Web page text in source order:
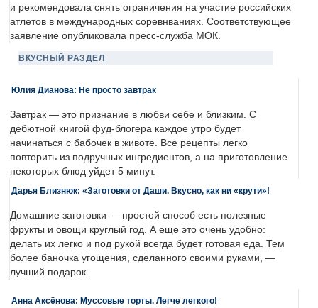
и рекомендовала снять ограничения на участие российских
атлетов в международных соревнваниях. Соответствующее
заявление опубликовала пресс-служба МОК.
ВКУСНЫЙ РАЗДЕЛ
Юлия Дианова: Не просто завтрак
Завтрак — это признание в любви себе и близким. С
дебютной книгой фуд-блогера каждое утро будет
начинаться с бабочек в животе. Все рецепты легко
повторить из подручных ингредиентов, а на приготовление
некоторых блюд уйдет 5 минут.
Дарья Близнюк: «Заготовки от Даши. Вкусно, как ни «крути»!
Домашние заготовки — простой способ есть полезные
фрукты и овощи круглый год. А еще это очень удобно:
делать их легко и под рукой всегда будет готовая еда. Тем
более баночка угощения, сделанного своими руками, —
лучший подарок.
Анна Аксёнова: Муссовые торты. Легче легкого!